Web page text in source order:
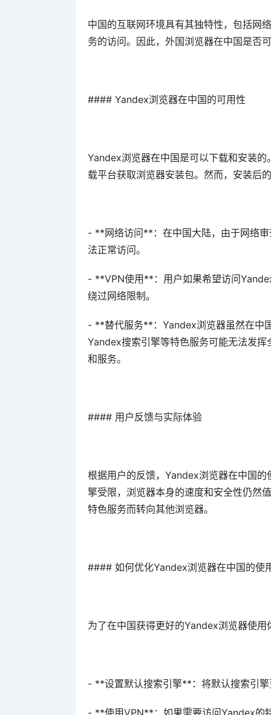
中国的互联网环境具有其独特性，包括网
务的访问。因此，外国浏览器在中国是否
#### Yandex浏览器在中国的可用性
Yandex浏览器在中国是可以下载和安装
载平台获取浏览器安装包。然而，安装后
- **网络访问**：在中国大陆，由于网络
法正常访问。
- **VPN使用**：用户如果希望访问
绕过网络限制。
- **替代服务**：Yandex浏览器虽然在中
Yandex搜索引擎等特色服务可能无法发
和服务。
#### 用户反馈与实际体验
根据用户的反馈，Yandex浏览器在中国
擎受限，浏览器本身的速度和安全性仍然
特色服务而转向其他浏览器。
#### 如何优化Yandex浏览器在中国的使
为了在中国获得更好的Yandex浏览器使
- **设置默认搜索引擎**：将默认搜索引
- **使用VPN**：如果需要访问Yandex的